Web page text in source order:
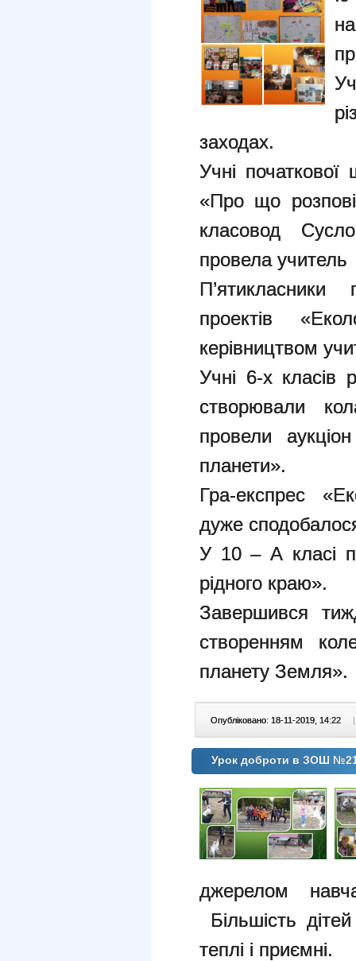
заходах.
Учні початкової
«Про що
класовод
провела
проектів
керівництвом
Учні 6-х класів
створювали
провели
планети».
Гра-експрес
дуже
У 10 – А класі
рідного краю».
Завершився
створенням
планету Земля».
Опубліковано: 18-11-2019, 14:22 |
Урок доброти в ЗОШ
джерелом
Більшість
теплі і приємні.